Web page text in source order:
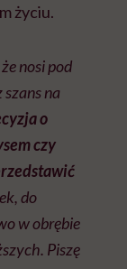
życiu.
nosi pod
na
o
czy
do
w obrębie
Piszę